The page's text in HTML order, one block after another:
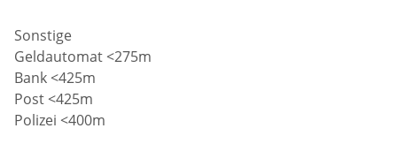
Sonstige
Geldautomat <275m
Bank <425m
Post <425m
Polizei <400m